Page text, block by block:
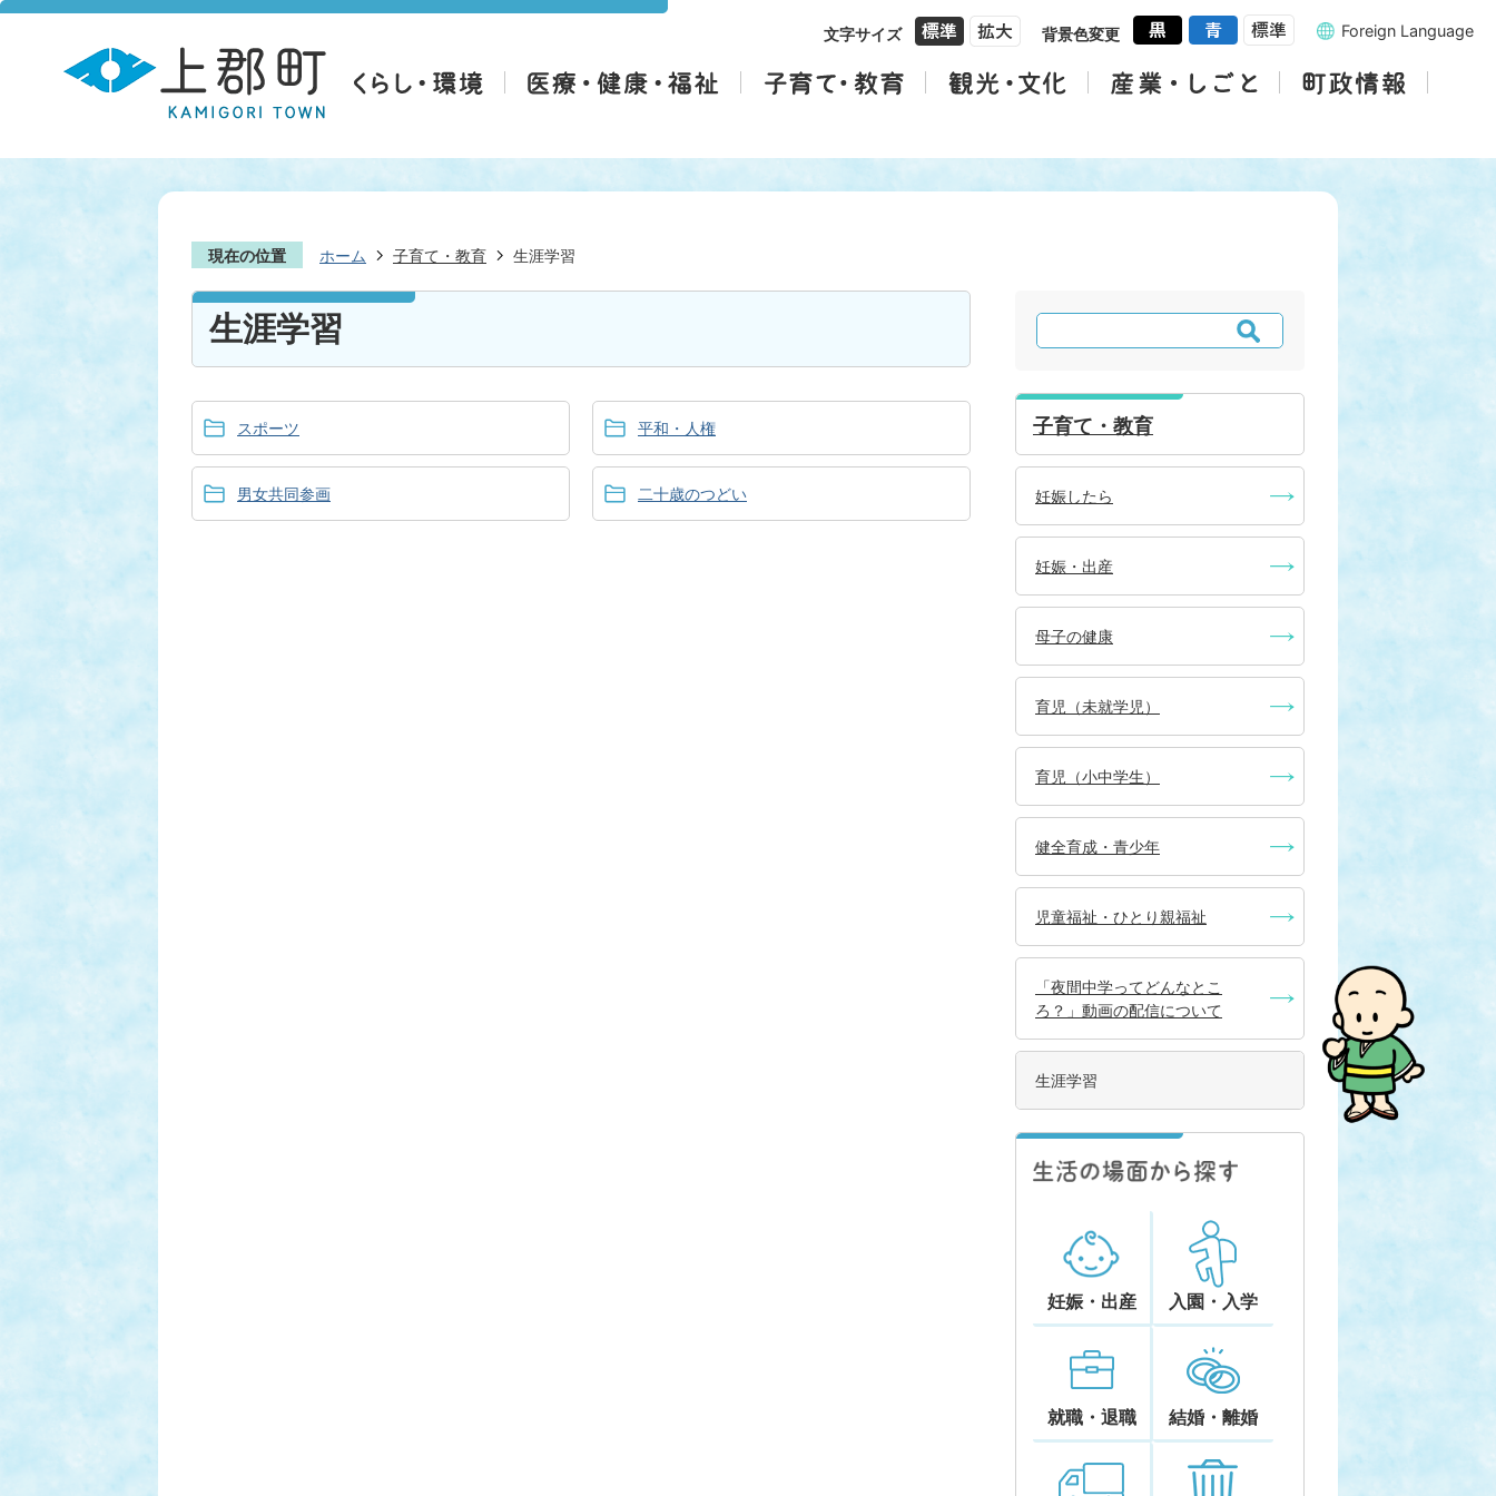
文字サイズ 背景色変更 Foreign Language
現在の位置 ホーム 子育て・教育 生涯学習
生涯学習
スポーツ 平和・人権
男女共同参画 二十歳のつどい
検
索
子育て・教育
妊娠したら
妊娠・出産
母子の健康
育児（未就学児）
育児（小中学生）
健全育成・青少年
児童福祉・ひとり親福祉
「夜間中学ってどんなとこ
ろ？」動画の配信について
生涯学習
妊娠・出産 入園・入学
就職・退職 結婚・離婚